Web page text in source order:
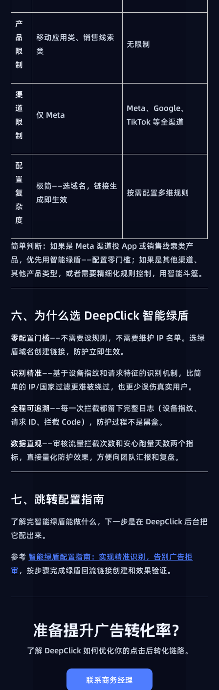
产
品
限
制
移动应用类、销售线索
类
无限制
渠
道
限
制
仅 Meta
Meta、Google、
TikTok 等全渠道
配
置
复
杂
度
极简——选域名，链接生
成即生效
按需配置多维规则
简单判断：如果是 Meta 渠道投 App 或销售线索类产
品，优先用智能绿盾——配置零门槛；如果是其他渠道、
其他产品类型，或者需要精细化规则控制，用智能斗篷。
六、为什么选 DeepClick 智能绿盾
零配置门槛——不需要设规则，不需要维护 IP 名单。选绿
盾域名创建链接，防护立即生效。
识别精准——基于设备指纹和请求特征的识别机制，比简
单的 IP/国家过滤更难被绕过，也更少误伤真实用户。
全程可追溯——每一次拦截都留下完整日志（设备指纹、
请求 ID、拦截 Code），防护过程不是黑盒。
数据直观——审核流量拦截次数和安心跑量天数两个指
标，直接量化防护效果，方便向团队汇报和复盘。
七、跳转配置指南
了解完智能绿盾能做什么，下一步是在 DeepClick 后台把
它配出来。
参考 智能绿盾配置指南：实现精准识别，告别广告拒
审，按步骤完成绿盾回流链接创建和效果验证。
准备提升广告转化率？
了解 DeepClick 如何优化你的点击后转化链路。
联系商务经理